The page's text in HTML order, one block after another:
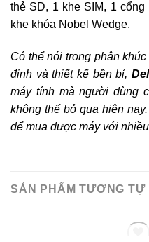
thẻ SD, 1 khe SIM, 1
khe khóa Nobel Wedge.
Có thể nói trong phân
định và thiết kế bền bỉ,
máy tính mà người dùng
không thể bỏ qua hiện
để mua được máy với
SẢN PHẨM TƯƠNG TỰ